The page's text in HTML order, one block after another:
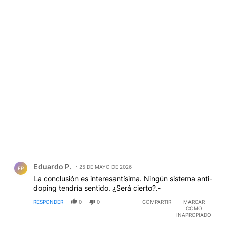
EP Eduardo P. 25 DE MAYO DE 2026
La conclusión es interesantísima. Ningún sistema anti-
doping tendría sentido. ¿Será cierto?.-
RESPONDER 0 0 COMPARTIR
MARCAR
COMO
INAPROPIADO